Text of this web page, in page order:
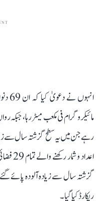
رہے جن میں یہ سطح گزشتہ سال سے
ریکارڈ کیا گیا۔